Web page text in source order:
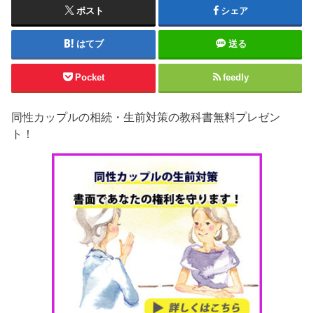
ポスト シェア
はてブ 送る
Pocket feedly
同性カップルの相続・生前対策の教科書無料プレゼン
ト！